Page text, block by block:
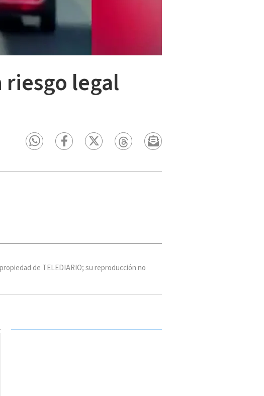
legal
de TELEDIARIO; su reproducción no